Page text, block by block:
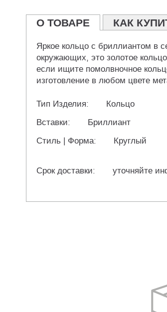
О ТОВАРЕ КАК
Яркое кольцо с бриллиантом в
окружающих, это золотое
если ищите помолвночное
изготовление в любом цвете
Тип Изделия: Кольцо
Вставки:
Бриллиант
Стиль | Форма:
Круглый
Срок доставки:
уточняйте